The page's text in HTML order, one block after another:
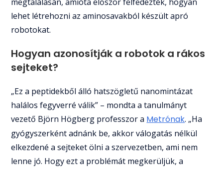
lehet létrehozni az aminosavakból készült apró
robotokat.
Hogyan azonosítják a robotok a rákos
sejteket?
„Ez a peptidekből álló hatszögletű nanomintázat
halálos fegyverré válik” – mondta a tanulmányt
vezető Björn Högberg professzor a Metrónak. „Ha
gyógyszerként adnánk be, akkor válogatás nélkül
elkezdené a sejteket ölni a szervezetben, ami nem
lenne jó. Hogy ezt a problémát megkerüljük, a